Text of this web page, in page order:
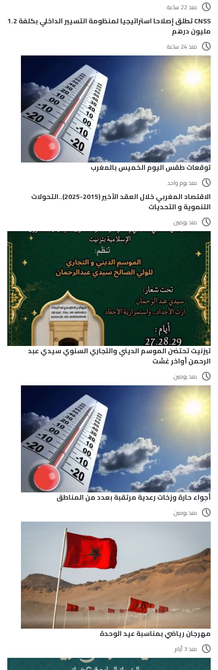
منذ 22 ساعة
CNSS تطلق إصلاحا استراتيجيا لمنظومة التسيير الداخلي بكلفة 1.2
مليون درهم
منذ 24 ساعة
توقعات طقس اليوم الخميس بالمغرب
منذ يوم واحد
الاقتصاد المغربي خلال العقد الأخير (2015-2025)..التحولات
التنموية و التحديات
منذ يومين
تيزنيت تحتضن الموسم الديني والتجاري السنوي سيدي عبد
الرحمن أواخر غشت
منذ يومين
أجواء حارة وزخات رعدية مرتقبة بعدد من المناطق
منذ يومين
مهرجان رياضي بمناسبة عيد الوحدة
منذ 3 أيام